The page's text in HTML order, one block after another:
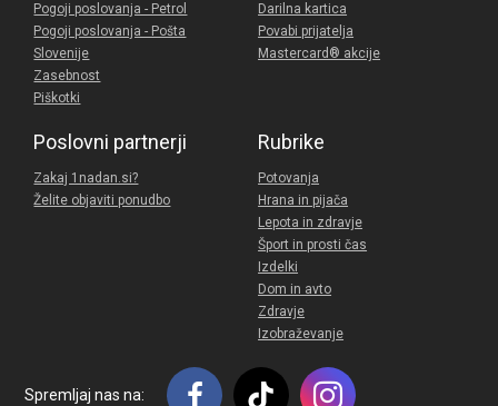
Pogoji poslovanja - Petrol
Pogoji poslovanja - Pošta
Slovenije
Zasebnost
Piškotki
Darilna kartica
Povabi prijatelja
Mastercard® akcije
Poslovni partnerji
Zakaj 1nadan.si?
Želite objaviti ponudbo
Rubrike
Potovanja
Hrana in pijača
Lepota in zdravje
Šport in prosti čas
Izdelki
Dom in avto
Zdravje
Izobraževanje
Spremljaj nas na: